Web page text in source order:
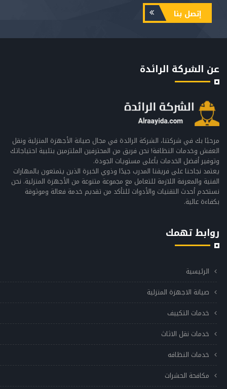
إتصل بنا
عن الشركة الرائدة
مرحبًا بك في شركتنا، الشركة الرائدة في مجال صيانة الأجهزة المنزلية ونقل
العفش وخدمات النظافة! نحن فريق من المحترفين الملتزمين بتلبية احتياجاتك
وتوفير أفضل الخدمات بأعلى مستويات الجودة.
يعتمد نجاحنا على فريقنا المدرب جيدًا وذوي الخبرة الذين يتمتعون بالمهارات
الفنية والمعرفة اللازمة للتعامل مع مجموعة متنوعة من الأجهزة المنزلية. نحن
نستخدم أحدث التقنيات والأدوات للتأكد من تقديم خدمة فعالة وموثوقة
بكفاءة عالية.
روابط تهمك
الرئيسية
صيانة الاجهزة المنزلية
خدمات التكييف
خدمات نقل الاثاث
خدمات النظافه
مكافحة الحشرات